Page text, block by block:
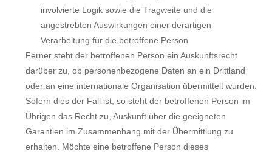
involvierte Logik sowie die Tragweite und die
angestrebten Auswirkungen einer derartigen
Verarbeitung für die betroffene Person
Ferner steht der betroffenen Person ein Auskunftsrecht
darüber zu, ob personenbezogene Daten an ein Drittland
oder an eine internationale Organisation übermittelt wurden.
Sofern dies der Fall ist, so steht der betroffenen Person im
Übrigen das Recht zu, Auskunft über die geeigneten
Garantien im Zusammenhang mit der Übermittlung zu
erhalten. Möchte eine betroffene Person dieses